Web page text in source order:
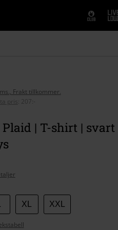
Frakt tillkommer.
pris
207:-
| T-shirt |
XL XXL